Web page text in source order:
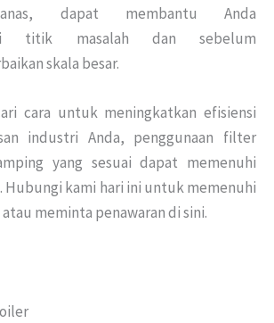
dapat membantu Anda
titik masalah dan sebelum
skala besar.
cara untuk meningkatkan efisiensi
industri Anda, penggunaan filter
yang sesuai dapat memenuhi
Hubungi kami hari ini untuk memenuhi
meminta penawaran di sini.